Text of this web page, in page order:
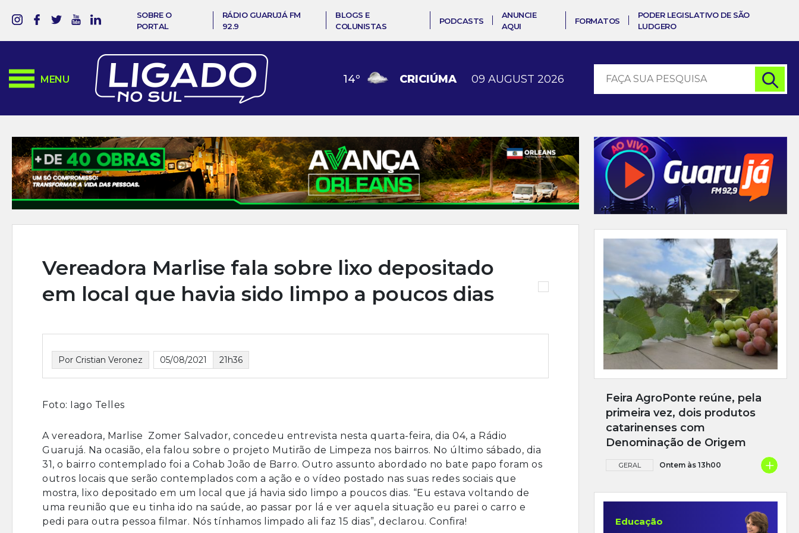
SOBRE O
PORTAL
RÁDIO GUARUJÁ FM
92.9
BLOGS E
COLUNISTAS
PODCASTS
ANUNCIE
AQUI
FORMATOS
PODER LEGISLATIVO DE SÃO
LUDGERO
MENU 14º CRICIÚMA 09 AUGUST 2026
Vereadora Marlise fala sobre lixo depositado
em local que havia sido limpo a poucos dias
Por Cristian Veronez 05/08/2021 21h36
Foto: Iago Telles
A vereadora, Marlise Zomer Salvador, concedeu entrevista nesta quarta-feira, dia 04, a Rádio
Guarujá. Na ocasião, ela falou sobre o projeto Mutirão de Limpeza nos bairros. No último sábado, dia
31, o bairro contemplado foi a Cohab João de Barro. Outro assunto abordado no bate papo foram os
outros locais que serão contemplados com a ação e o vídeo postado nas suas redes sociais que
mostra, lixo depositado em um local que já havia sido limpo a poucos dias. “Eu estava voltando de
uma reunião que eu tinha ido na saúde, ao passar por lá e ver aquela situação eu parei o carro e
pedi para outra pessoa filmar. Nós tínhamos limpado ali faz 15 dias”, declarou. Confira!
Feira AgroPonte reúne, pela
primeira vez, dois produtos
catarinenses com
Denominação de Origem
GERAL Ontem às 13h00 +
Educação